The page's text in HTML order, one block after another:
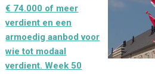
€ 74.000 of meer
verdient en een
armoedig aanbod voor
wie tot modaal
verdient. Week 50